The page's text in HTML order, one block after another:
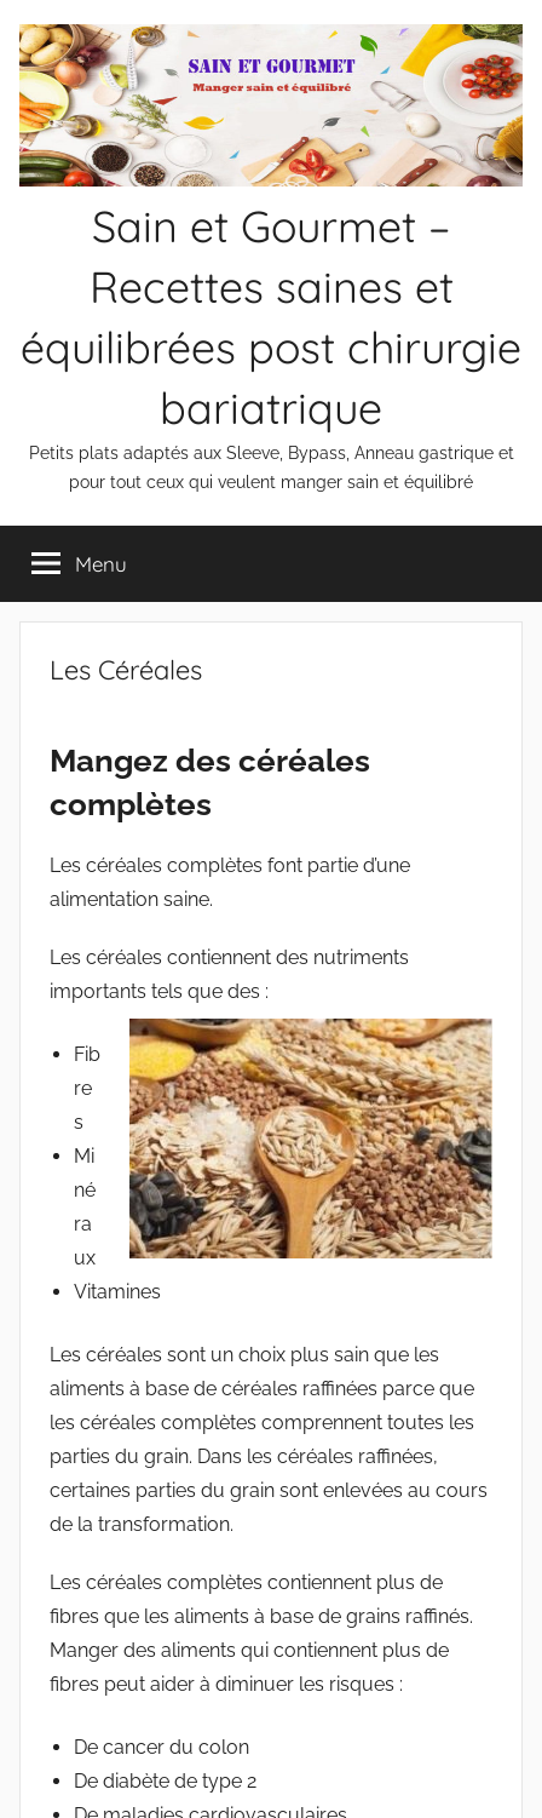
au
contenu
Sain et Gourmet –
Recettes saines et
équilibrées post chirurgie
bariatrique
Petits plats adaptés aux Sleeve, Bypass, Anneau gastrique et
pour tout ceux qui veulent manger sain et équilibré
Menu
Les Céréales
Mangez des céréales
complètes
Les céréales complètes font partie d’une
alimentation saine.
Les céréales contiennent des nutriments
importants tels que des :
Fib
re
s
Mi
né
ra
ux
Vitamines
Les céréales sont un choix plus sain que les
aliments à base de céréales raffinées parce que
les céréales complètes comprennent toutes les
parties du grain. Dans les céréales raffinées,
certaines parties du grain sont enlevées au cours
de la transformation.
Les céréales complètes contiennent plus de
fibres que les aliments à base de grains raffinés.
Manger des aliments qui contiennent plus de
fibres peut aider à diminuer les risques :
De cancer du colon
De diabète de type 2